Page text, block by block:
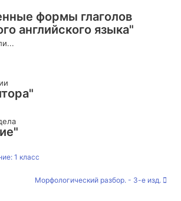
формы глаголов
английского языка"
1 класс
Морфологический разбор. - 3-е изд.